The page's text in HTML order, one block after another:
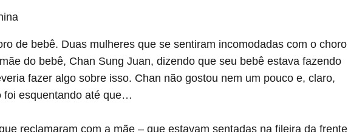
de bebê. Duas mulheres que se sentiram incomodadas com o choro
do bebê, Chan Sung Juan, dizendo que seu bebê estava fazendo
fazer algo sobre isso. Chan não gostou nem um pouco e, claro,
foi esquentando até que…
reclamaram com a mãe – que estavam sentadas na fileira da frente